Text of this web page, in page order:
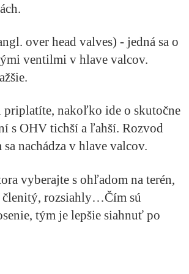
over head valves) - jedná sa o
ventilmi v hlave valcov.
priplatíte, nakoľko ide o skutočne
s OHV tichší a ľahší. Rozvod
nachádza v hlave valcov.
vyberajte s ohľadom na terén,
rozsiahly…Čím sú
tým je lepšie siahnuť po